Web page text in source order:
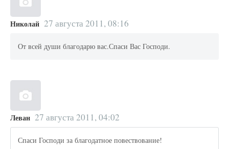
Николай 27 августа 2011, 08:16
От всей души благодарю вас.Спаси Вас Господи.
Леван 27 августа 2011, 04:02
Спаси Господи за благодатное повествование!